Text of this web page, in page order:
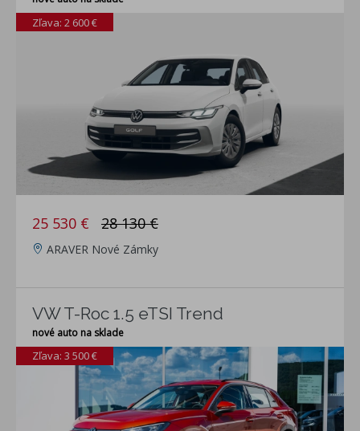
Zľava: 2 600 €
25 530 € 28 130 €
ARAVER Nové Zámky
VW T-Roc 1.5 eTSI Trend
nové auto na sklade
Zľava: 3 500 €